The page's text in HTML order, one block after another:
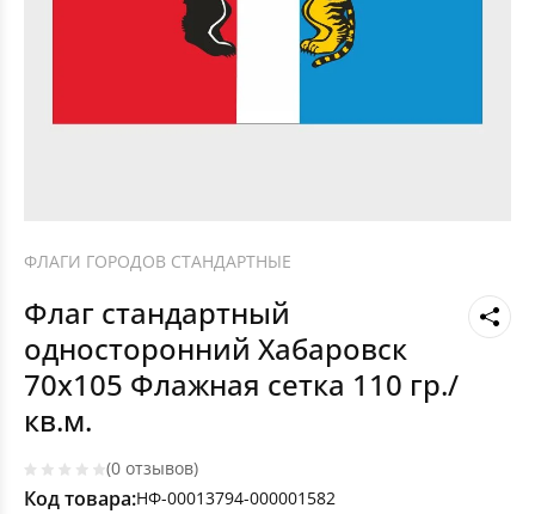
ФЛАГИ ГОРОДОВ СТАНДАРТНЫЕ
Флаг стандартный
односторонний Хабаровск
70х105 Флажная сетка 110 гр./
кв.м.
(0 отзывов)
Код товара:НФ-00013794-000001582